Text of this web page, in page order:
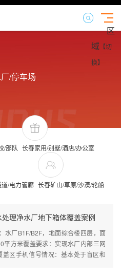
区
域 【切
换】
/停车场
/部队 长春家用/别墅/酒店/办公室
/电力管廊 长春矿山/草原/沙漠/轮船
理净水厂地下箱体覆盖案例
水厂B1F/B2F，地面综合楼四层，面
平方米覆盖要求：实现水厂内部三网
盖区手机信号情况：基本处于盲区和